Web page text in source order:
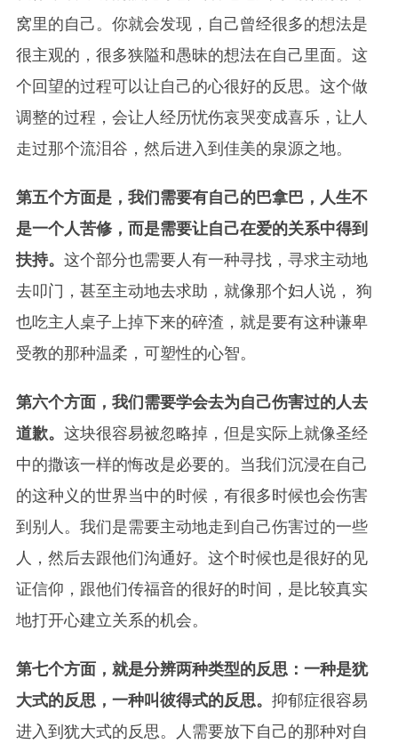
窝里的自己。你就会发现，自己曾经很多的想法是
很主观的，很多狭隘和愚昧的想法在自己里面。这
个回望的过程可以让自己的心很好的反思。这个做
调整的过程，会让人经历忧伤哀哭变成喜乐，让人
走过那个流泪谷，然后进入到佳美的泉源之地。
第五个方面是，我们需要有自己的巴拿巴，人生不
是一个人苦修，而是需要让自己在爱的关系中得到
扶持。 这个部分也需要人有一种寻找，寻求主动地
去叩门，甚至主动地去求助，就像那个妇人说， 狗
也吃主人桌子上掉下来的碎渣，就是要有这种谦卑
受教的那种温柔，可塑性的心智。
第六个方面，我们需要学会去为自己伤害过的人去
道歉。 这块很容易被忽略掉，但是实际上就像圣经
中的撒该一样的悔改是必要的。当我们沉浸在自己
的这种义的世界当中的时候，有很多时候也会伤害
到别人。我们是需要主动地走到自己伤害过的一些
人，然后去跟他们沟通好。这个时候也是很好的见
证信仰，跟他们传福音的很好的时间，是比较真实
地打开心建立关系的机会。
第七个方面，就是分辨两种类型的反思：一种是犹
大式的反思，一种叫彼得式的反思。 抑郁症很容易
进入到犹大式的反思。人需要放下自己的那种对自